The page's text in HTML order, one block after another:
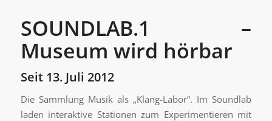
SOUNDLAB.1 –
Museum wird hörbar
Seit 13. Juli 2012
Die Sammlung Musik als „Klang-Labor“. Im Soundlab
laden interaktive Stationen zum Experimentieren mit